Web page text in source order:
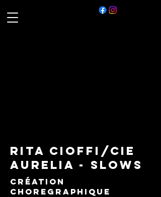
rita cioffi/cie
aurelia - Slows
création
choregraphique